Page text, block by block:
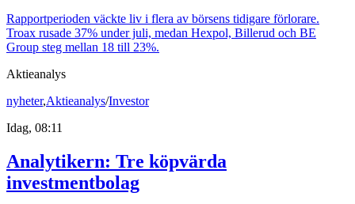
Rapportperioden väckte liv i flera av börsens tidigare förlorare.
Troax rusade 37% under juli, medan Hexpol, Billerud och BE
Group steg mellan 18 till 23%.
Aktieanalys
nyheter,Aktieanalys/Investor
Idag, 08:11
Analytikern: Tre köpvärda
investmentbolag